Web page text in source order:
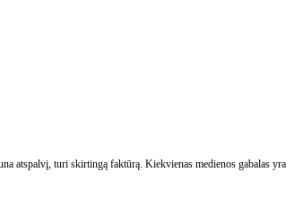
atspalvį, turi skirtingą faktūrą. Kiekvienas medienos gabalas yra